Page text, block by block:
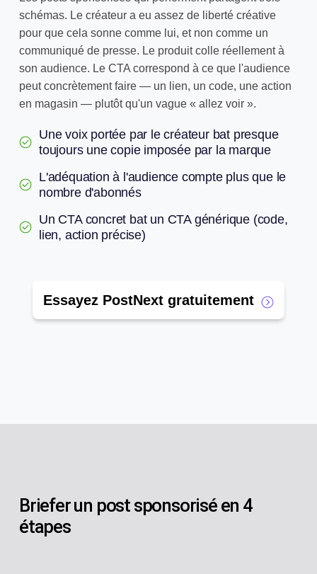
schémas. Le créateur a eu assez de liberté créative
pour que cela sonne comme lui, et non comme un
communiqué de presse. Le produit colle réellement à
son audience. Le CTA correspond à ce que l'audience
peut concrètement faire — un lien, un code, une action
en magasin — plutôt qu'un vague « allez voir ».
Une voix portée par le créateur bat presque
toujours une copie imposée par la marque
L'adéquation à l'audience compte plus que le
nombre d'abonnés
Un CTA concret bat un CTA générique (code,
lien, action précise)
Essayez PostNext gratuitement
Briefer un post sponsorisé en 4
étapes